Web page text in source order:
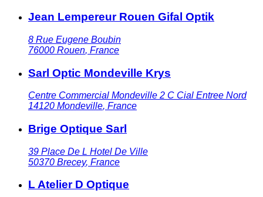
Jean Lempereur Rouen Gifal Optik
8 Rue Eugene Boubin
76000 Rouen, France
Sarl Optic Mondeville Krys
Centre Commercial Mondeville 2 C Cial Entree Nord
14120 Mondeville, France
Brige Optique Sarl
39 Place De L Hotel De Ville
50370 Brecey, France
L Atelier D Optique